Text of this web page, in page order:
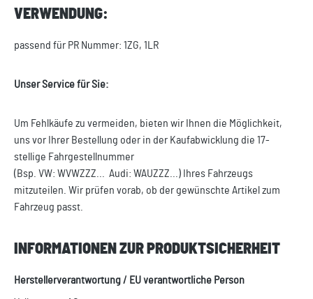
VERWENDUNG:
passend für PR Nummer: 1ZG, 1LR
Unser Service für Sie:
Um Fehlkäufe zu vermeiden, bieten wir Ihnen die Möglichkeit,
uns vor Ihrer Bestellung oder in der Kaufabwicklung die 17-
stellige Fahrgestellnummer
(Bsp. VW: WVWZZZ... Audi: WAUZZZ...) Ihres Fahrzeugs
mitzuteilen. Wir prüfen vorab, ob der gewünschte Artikel zum
Fahrzeug passt.
INFORMATIONEN ZUR PRODUKTSICHERHEIT
Herstellerverantwortung / EU verantwortliche Person